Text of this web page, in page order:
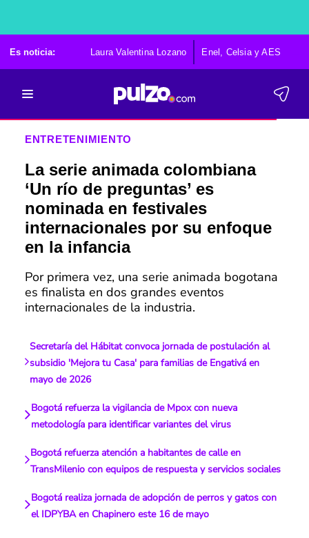
Es noticia: Laura Valentina Lozano Enel, Celsia y AES
ENTRETENIMIENTO
La serie animada colombiana
‘Un río de preguntas’ es
nominada en festivales
internacionales por su enfoque
en la infancia
Por primera vez, una serie animada bogotana
es finalista en dos grandes eventos
internacionales de la industria.
Secretaría del Hábitat convoca jornada de postulación al
subsidio 'Mejora tu Casa' para familias de Engativá en
mayo de 2026
Bogotá refuerza la vigilancia de Mpox con nueva
metodología para identificar variantes del virus
Bogotá refuerza atención a habitantes de calle en
TransMilenio con equipos de respuesta y servicios sociales
Bogotá realiza jornada de adopción de perros y gatos con
el IDPYBA en Chapinero este 16 de mayo